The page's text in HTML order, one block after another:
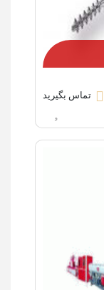
تماس بگیرید